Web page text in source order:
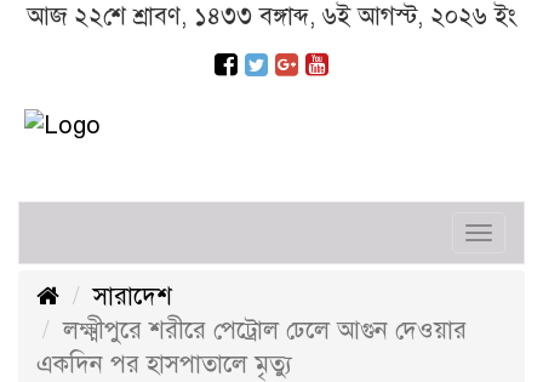
আজ ২২শে শ্রাবণ, ১৪৩৩ বঙ্গাব্দ, ৬ই আগস্ট, ২০২৬ ইং
সারাদেশ
লক্ষ্মীপুরে শরীরে পেট্রোল ঢেলে আগুন দেওয়ার
একদিন পর হাসপাতালে মৃত্যু